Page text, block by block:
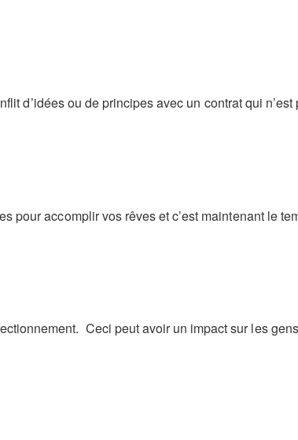
d’idées ou de principes avec un contrat qui
accomplir vos rêves et c’est maintenant le
Ceci peut avoir un impact sur les